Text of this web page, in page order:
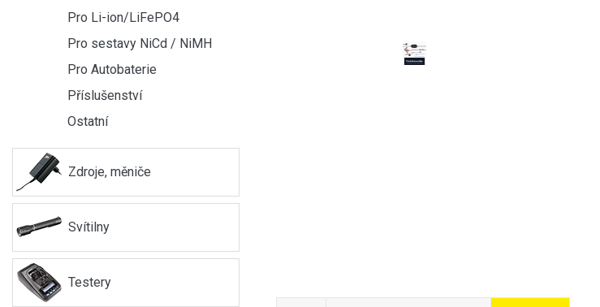
Pro Li-ion/LiFePO4
Pro sestavy NiCd / NiMH
Pro Autobaterie
Příslušenství
Ostatní
Zdroje, měniče
Svítilny
Testery